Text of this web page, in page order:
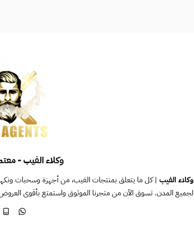
وكلاء الفيب -
وكلاء الفيب | كل ما يتعلق بمنتجات الفيب، من أجهزة وسحبات
لجميع المدن. تسوق الآن من متجرنا الموثوق واستمتع بأقوى